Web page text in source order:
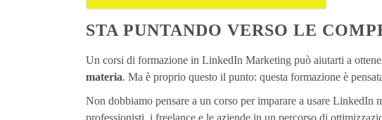
STA PUNTANDO VERSO LE
Un corsi di formazione in LinkedIn Marketing può aiutarti a
materia. Ma è proprio questo il punto: questa formazione è
Non dobbiamo pensare a un corso per imparare a usare LinkedIn
professionisti, i freelance e le aziende in un percorso di